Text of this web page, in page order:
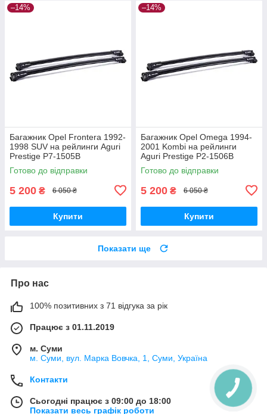
–14%
Багажник Opel Frontera 1992-
1998 SUV на рейлинги Aguri
Prestige P7-1505B
Готово до відправки
5 200 ₴ 6 050 ₴
Купити
–14%
Багажник Opel Omega 1994-
2001 Kombi на рейлинги
Aguri Prestige P2-1506B
Готово до відправки
5 200 ₴ 6 050 ₴
Купити
Показати ще
Про нас
100% позитивних з 71 відгука за рік
Працює з 01.11.2019
м. Суми
м. Суми, вул. Марка Вовчка, 1, Суми, Україна
Контакти
Сьогодні працює з 09:00 до 18:00
Показати весь графік роботи